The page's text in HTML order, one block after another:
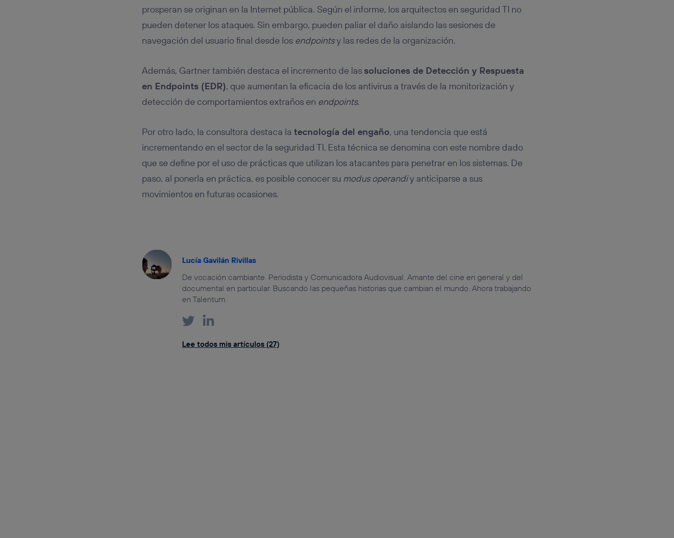
prosperan se originan en la Internet pública. Según el informe, los arquitectos en seguridad TI no
pueden detener los ataques. Sin embargo, pueden paliar el daño aislando las sesiones de
navegación del usuario final desde los endpointsy las redes de la organización.
Además, Gartner también destaca el incremento de lassoluciones de Detección y Respuesta
en Endpoints (EDR), que aumentan la eficacia de los antivirus a través de la monitorización y
detección de comportamientos extraños en endpoints.
Por otro lado, la consultora destaca la tecnología del engaño, una tendencia que está
incrementando en el sector de la seguridad TI. Esta técnica se denomina con este nombre dado
que se define por el uso de prácticas que utilizan los atacantes para penetrar en los sistemas. De
paso, al ponerla en práctica, es posible conocer su modus operandiy anticiparse a sus
movimientos en futuras ocasiones.
Lucía Gavilán Rivillas
De vocación cambiante. Periodista y Comunicadora Audiovisual. Amante del cine en general y del
documental en particular. Buscando las pequeñas historias que cambian el mundo. Ahora trabajando
en Talentum.
Lee todos mis artículos (27)